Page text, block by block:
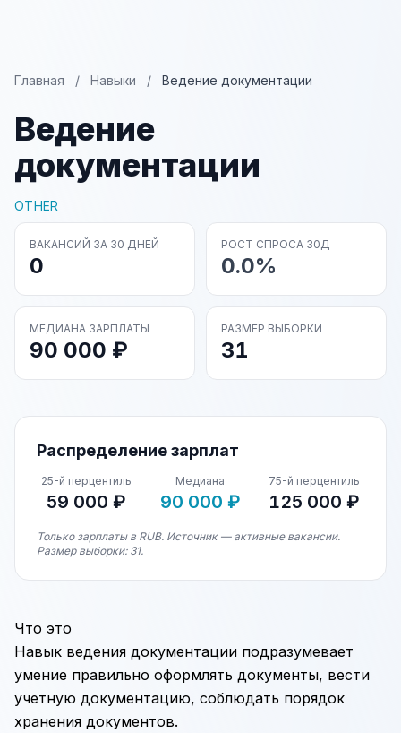
Главная / Навыки / Ведение документации
Ведение
документации
OTHER
ВАКАНСИЙ ЗА 30 ДНЕЙ
0
РОСТ СПРОСА 30Д
0.0%
МЕДИАНА ЗАРПЛАТЫ
90 000 ₽
РАЗМЕР ВЫБОРКИ
31
Распределение зарплат
25-й перцентиль
59 000 ₽
Медиана
90 000 ₽
75-й перцентиль
125 000 ₽
Только зарплаты в RUB. Источник — активные вакансии.
Размер выборки: 31.
Что это
Навык ведения документации подразумевает
умение правильно оформлять документы, вести
учетную документацию, соблюдать порядок
хранения документов.